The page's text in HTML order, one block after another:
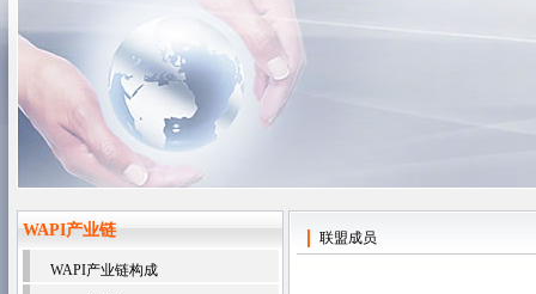
WAPI产业链
WAPI产业链构成
联盟成员